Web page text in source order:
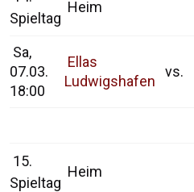
Spieltag
Heim
Sa,
07.03.
18:00
Ellas
Ludwigshafen
vs.
15.
Spieltag
Heim